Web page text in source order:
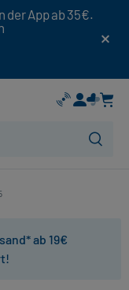
der App ab 35€.
ab 19€